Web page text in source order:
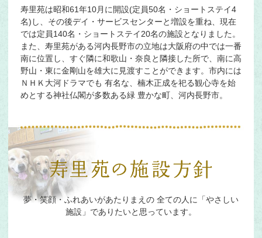
寿里苑は昭和61年10月に開設(定員50名・ショートステイ4
名)し、その後デイ・サービスセンターと増設を重ね、現在
では定員140名・ショートステイ20名の施設となりました。
また、寿里苑がある河内長野市の立地は大阪府の中では一番
南に位置し、すぐ隣に和歌山・奈良と隣接した所で、南に高
野山・東に金剛山を雄大に見渡すことができます。市内には
ＮＨＫ大河ドラマでも 有名な、楠木正成を祀る観心寺を始
めとする神社仏閣が多数ある緑 豊かな町、河内長野市。
夢・笑顔・ふれあいがあたりまえの 全ての人に「やさしい
施設」でありたいと思っています。